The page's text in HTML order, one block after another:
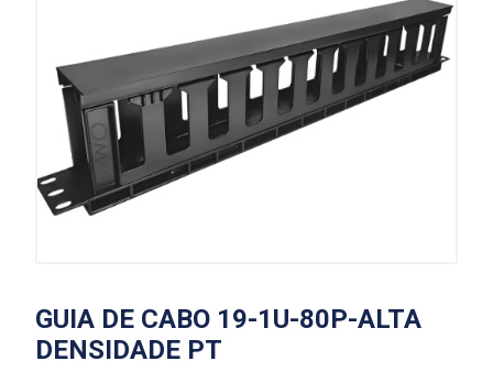
GUIA DE CABO 19-1U-80P-ALTA
DENSIDADE PT